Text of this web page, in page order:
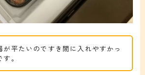
が平たいのですき間に入れやすかっ
。